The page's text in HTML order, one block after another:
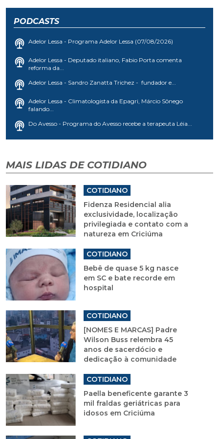
PODCASTS
Adelor Lessa - Programa Adelor Lessa (07/08/2026)
Adelor Lessa - Deputado italiano, Fabio Porta comenta
reforma da...
Adelor Lessa - Sandro Zanatta Trichez - fundador e...
Adelor Lessa - Climatologista da Epagri, Márcio Sônego
falando...
Do Avesso - Programa do Avesso recebe a terapeuta Léia...
MAIS LIDAS DE COTIDIANO
COTIDIANO
Fidenza Residencial alia
exclusividade, localização
privilegiada e contato com a
natureza em Criciúma
COTIDIANO
Bebê de quase 5 kg nasce
em SC e bate recorde em
hospital
COTIDIANO
[NOMES E MARCAS] Padre
Wilson Buss relembra 45
anos de sacerdócio e
dedicação à comunidade
COTIDIANO
Paella beneficente garante 3
mil fraldas geriátricas para
idosos em Criciúma